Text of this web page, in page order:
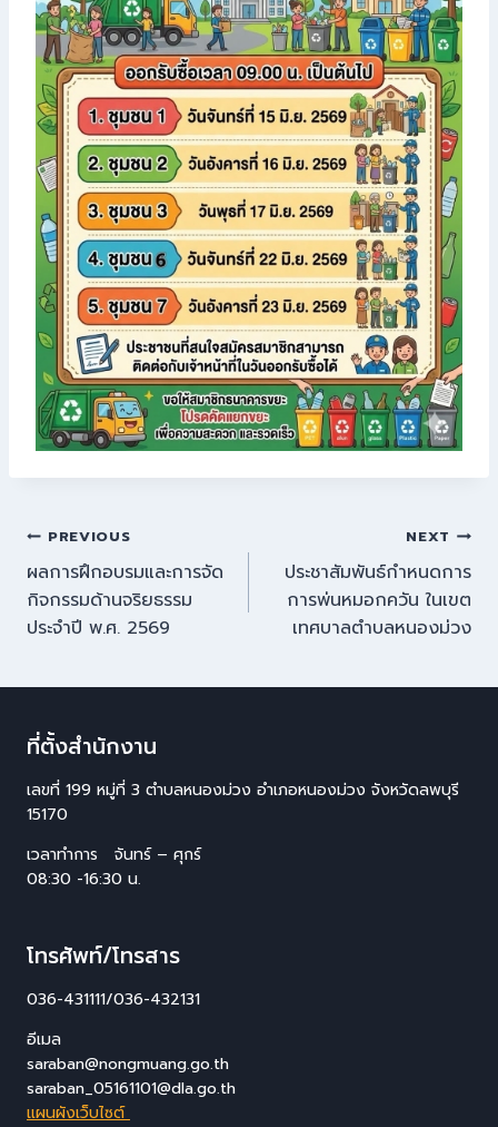
PREVIOUS
ผลการฝึกอบรมและการจัด
กิจกรรมด้านจริยธรรม
ประจำปี พ.ศ. 2569
NEXT
ประชาสัมพันธ์กำหนดการ
การพ่นหมอกควัน ในเขต
เทศบาลตำบลหนองม่วง
ที่ตั้งสำนักงาน
เลขที่ 199 หมู่ที่ 3 ตำบลหนองม่วง อำเภอหนองม่วง จังหวัดลพบุรี
15170
เวลาทำการ จันทร์ – ศุกร์
08:30 -16:30 น.
โทรศัพท์/โทรสาร
036-431111/036-432131
อีเมล
saraban@nongmuang.go.th
saraban_05161101@dla.go.th
แผนผังเว็บไซต์